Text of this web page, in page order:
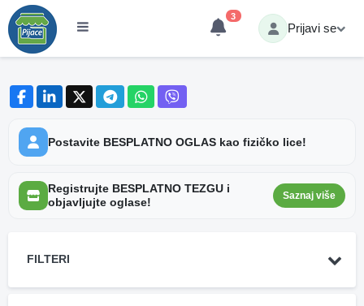
3
Prijavi se
Postavite BESPLATNO OGLAS kao fizičko lice!
Registrujte BESPLATNO TEZGU i
objavljujte oglase!
Saznaj više
FILTERI